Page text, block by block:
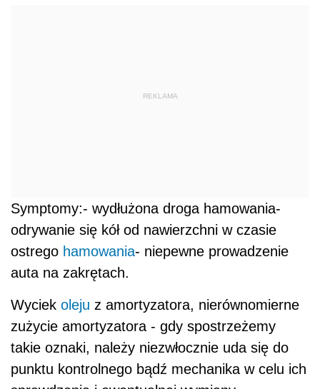
REKLAMA
Symptomy:- wydłużona droga hamowania-
odrywanie się kół od nawierzchni w czasie
ostrego hamowania- niepewne prowadzenie
auta na zakrętach.
Wyciek oleju z amortyzatora, nierównomierne
zużycie amortyzatora - gdy spostrzeżemy
takie oznaki, należy niezwłocznie uda się do
punktu kontrolnego bądź mechanika w celu ich